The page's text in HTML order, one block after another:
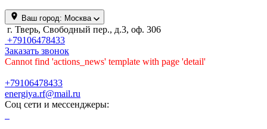
Ваш город: Москва
г. Тверь, Свободный пер., д.3, оф. 306
+79106478433
Заказать звонок
Cannot find 'actions_news' template with page 'detail'
+79106478433
energiya.rf@mail.ru
Соц сети и мессенджеры: